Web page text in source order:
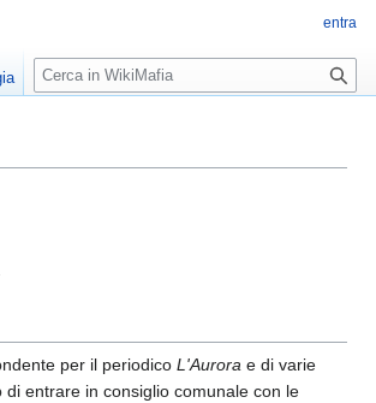
per il periodico L'Aurora e di varie
entrare in consiglio comunale con le
entra
R
i
r